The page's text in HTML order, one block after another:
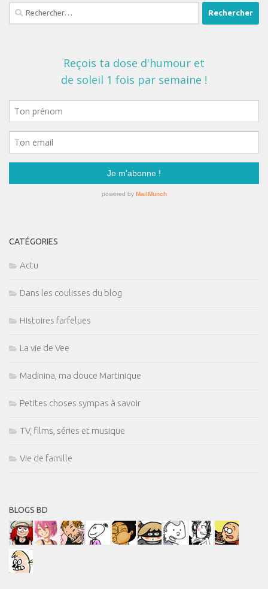
Rechercher :
CATÉGORIES
Actu
Dans les coulisses du blog
Histoires farfelues
La vie de Vee
Madinina, ma douce Martinique
Petites choses sympas à savoir
TV, films, séries et musique
Vie de famille
BLOGS BD